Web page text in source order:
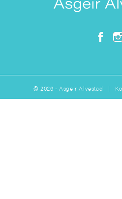
© 2026 - Asgeir Alvestad |